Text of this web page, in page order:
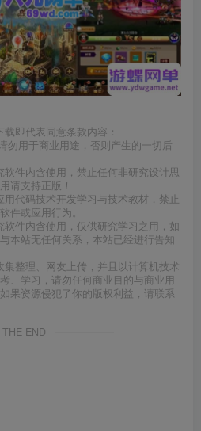
即代表同意条款内容：
勿用于商业用途，否则产生的一切后
件内含使用，禁止任何非研究设计思
请支持正版！
代码技术开发学习与技术教材，禁止
件或应用行为。
件内含使用，仅供研究学习之用，如
本站无任何关系，本站已经进行告知
整理、网友上传，并且以计算机技术
、学习，请勿任何商业目的与商业用
果资源侵犯了你的版权利益，请联系
THE END